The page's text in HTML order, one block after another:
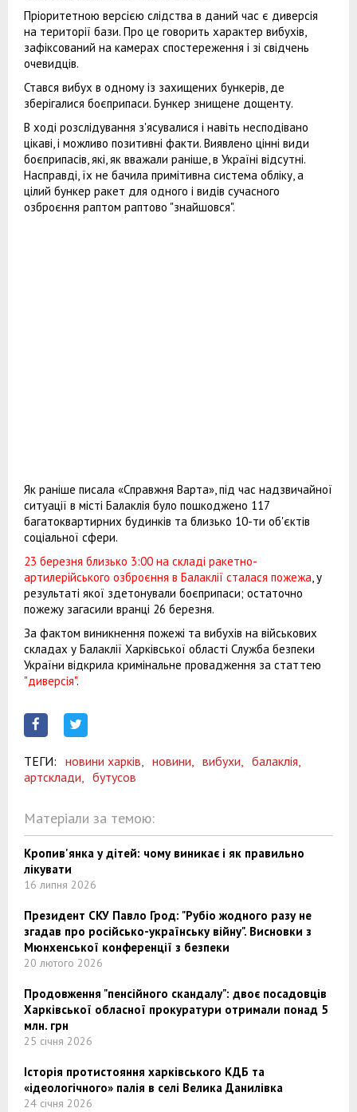
Пріоритетною версією слідства в даний час є диверсія
на території бази. Про це говорить характер вибухів,
зафіксований на камерах спостереження і зі свідчень
очевидців.
Стався вибух в одному із захищених бункерів, де
зберігалися боєприпаси. Бункер знищене дощенту.
В ході розслідування з'ясувалися і навіть несподівано
цікаві, і можливо позитивні факти. Виявлено цінні види
боєприпасів, які, як вважали раніше, в Україні відсутні.
Насправді, їх не бачила примітивна система обліку, а
цілий бункер ракет для одного і видів сучасного
озброєння раптом раптово "знайшовся".
Як раніше писала «Справжня Варта», під час надзвичайної
ситуації в місті Балаклія було пошкоджено 117
багатоквартирних будинків та близько 10-ти об'єктів
соціальної сфери.
23 березня близько 3:00 на складі ракетно-
артилерійського озброєння в Балаклії сталася пожежа , у
результаті якої здетонували боєприпаси; остаточно
пожежу загасили вранці 26 березня.
За фактом виникнення пожежі та вибухів на військових
складах у Балаклії Харківської області Служба безпеки
України відкрила кримінальне провадження за статтею
"диверсія".
ТЕГИ: новини харків, новини, вибухи,
балаклія,
артсклади,
бутусов
Матеріали за темою:
Кропив'янка у дітей: чому виникає і як правильно
лікувати
16 липня 2026
Президент СКУ Павло Грод: "Рубіо жодного разу не
згадав про російсько-українську війну". Висновки з
Мюнхенської конференції з безпеки
20 лютого 2026
Продовження "пенсійного скандалу": двоє посадовців
Харківської обласної прокуратури отримали понад 5
млн. грн
25 січня 2026
Історія протистояння харківського КДБ та
«ідеологічного» палія в селі Велика Данилівка
24 січня 2026